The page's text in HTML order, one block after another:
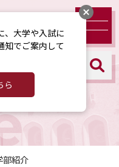
紹介
、大学や入試に
知でご案内して
ら